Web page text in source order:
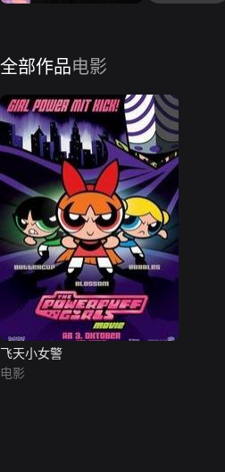
全部作品电影
飞天小女警
电影